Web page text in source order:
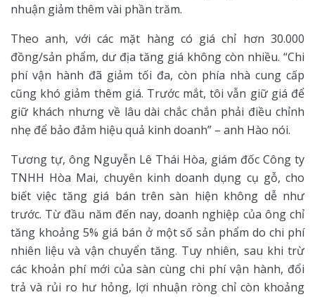
nhuận giảm thêm vài phần trăm.
Theo anh, với các mặt hàng có giá chỉ hơn 30.000
đồng/sản phẩm, dư địa tăng giá không còn nhiều. “Chi
phí vận hành đã giảm tối đa, còn phía nhà cung cấp
cũng khó giảm thêm giá. Trước mắt, tôi vẫn giữ giá để
giữ khách nhưng về lâu dài chắc chắn phải điều chỉnh
nhẹ để bảo đảm hiệu quả kinh doanh” – anh Hào nói.
Tương tự, ông Nguyễn Lê Thái Hòa, giám đốc Công ty
TNHH Hòa Mai, chuyên kinh doanh dụng cụ gỗ, cho
biết việc tăng giá bán trên sàn hiện không dễ như
trước. Từ đầu năm đến nay, doanh nghiệp của ông chỉ
tăng khoảng 5% giá bán ở một số sản phẩm do chi phí
nhiên liệu và vận chuyển tăng. Tuy nhiên, sau khi trừ
các khoản phí mới của sàn cùng chi phí vận hành, đổi
trả và rủi ro hư hỏng, lợi nhuận ròng chỉ còn khoảng